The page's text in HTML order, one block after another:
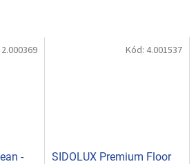
-
2.000369
SIDOLUX Premium Floor
Kód: 4.001537